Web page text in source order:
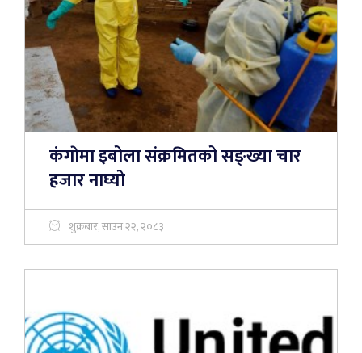
कंगाेमा इबोला संक्रमितको सङ्ख्या चार
हजार नाघ्यो
शुक्रबार, साउन २२, २०८३